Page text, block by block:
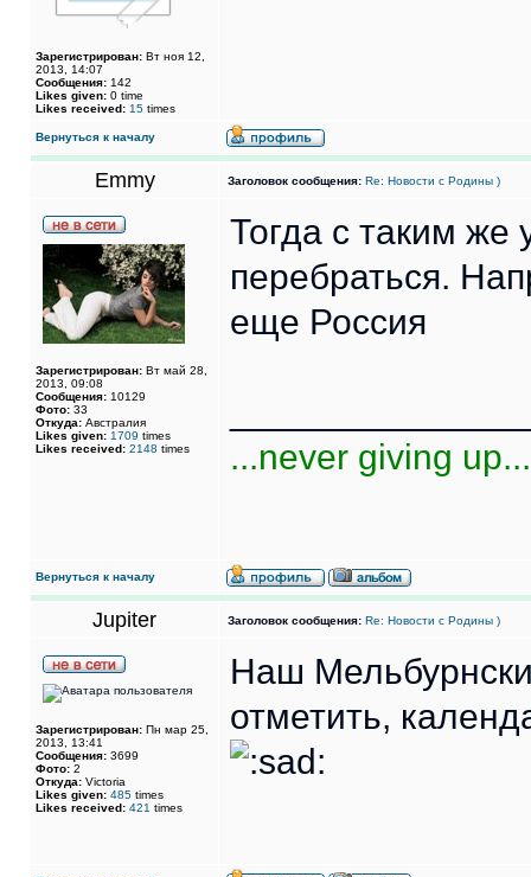
Зарегистрирован: Вт ноя 12,
2013, 14:07
Сообщения: 142
Likes given: 0 time
Likes received: 15 times
Вернуться к началу
Emmy Заголовок сообщения: Re: Новости с Родины )
Зарегистрирован: Вт май 28,
2013, 09:08
Сообщения: 10129
Фото: 33
Откуда: Австралия
Likes given: 1709 times
Likes received: 2148 times
Тогда с таким
перебраться.
еще Россия
...never giving up...
Вернуться к началу
Jupiter Заголовок сообщения: Re: Новости с Родины )
Зарегистрирован: Пн мар 25,
2013, 13:41
Сообщения: 3699
Фото: 2
Откуда: Victoria
Likes given: 485 times
Likes received: 421 times
Наш
отметить,